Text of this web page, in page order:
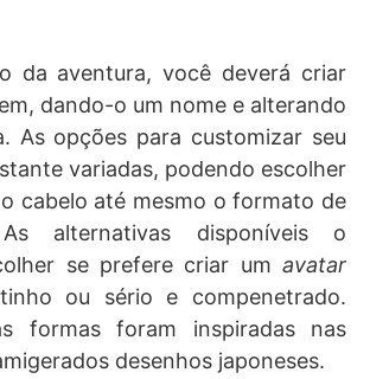
da aventura, você deverá criar
dando-o um nome e alterando
As opções para customizar seu
variadas, podendo escolher
cabelo até mesmo o formato de
alternativas disponíveis o
se prefere criar um avatar
ou sério e compenetrado.
formas foram inspiradas nas
desenhos japoneses.